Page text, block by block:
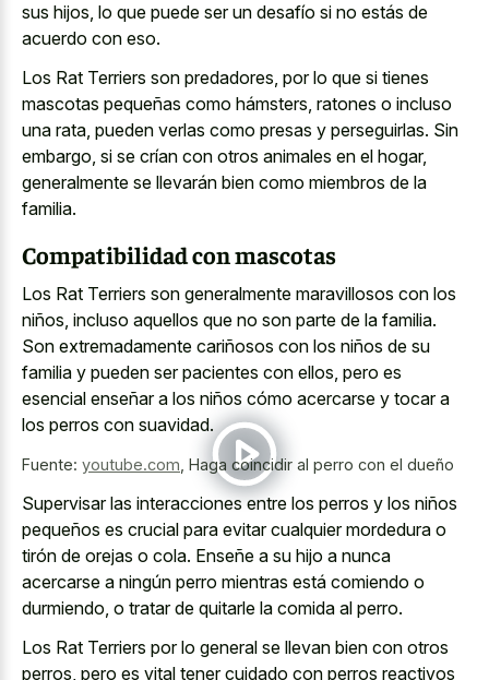
sus hijos, lo que puede ser un desafío si no estás de
acuerdo con eso.
Los Rat Terriers son predadores, por lo que si tienes
mascotas pequeñas como hámsters, ratones o incluso
una rata, pueden verlas como presas y perseguirlas. Sin
embargo, si se crían con otros animales en el hogar,
generalmente se llevarán bien como miembros de la
familia.
Compatibilidad con mascotas
Los Rat Terriers son generalmente maravillosos con los
niños, incluso aquellos que no son parte de la familia.
Son extremadamente cariñosos con los niños de su
familia y pueden ser pacientes con ellos, pero es
esencial enseñar a los niños cómo acercarse y tocar a
los perros con suavidad.
Fuente: youtube.com Haga coincidir al perro con el dueño
Supervisar las interacciones entre los perros y los niños
pequeños es crucial para evitar cualquier mordedura o
tirón de orejas o cola. Enseñe a su hijo a nunca
acercarse a ningún perro mientras está comiendo o
durmiendo, o tratar de quitarle la comida al perro.
Los Rat Terriers por lo general se llevan bien con otros
perros, pero es vital tener cuidado con perros reactivos